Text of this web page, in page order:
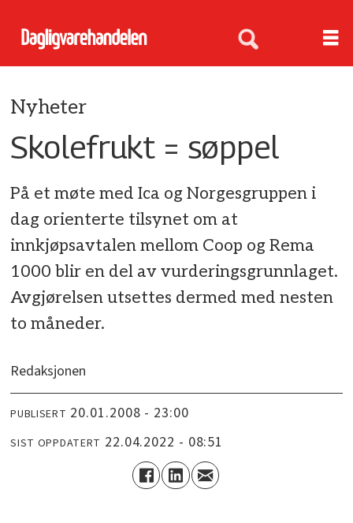
Nyheter
Skolefrukt = søppel
På et møte med Ica og Norgesgruppen i
dag orienterte tilsynet om at
innkjøpsavtalen mellom Coop og Rema
1000 blir en del av vurderingsgrunnlaget.
Avgjørelsen utsettes dermed med nesten
to måneder.
Redaksjonen
PUBLISERT 20.01.2008 - 23:00
SIST OPPDATERT 22.04.2022 - 08:51